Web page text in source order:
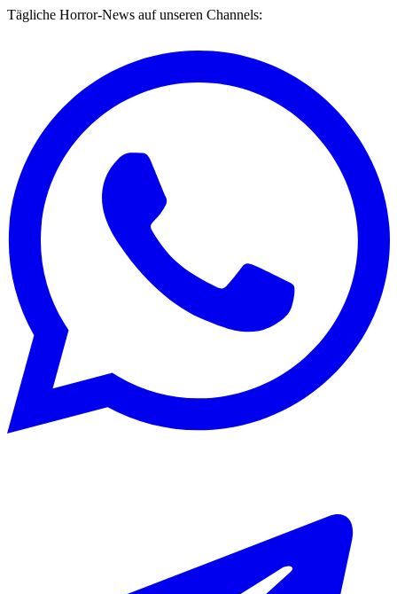
Tägliche Horror-News auf unseren Channels: